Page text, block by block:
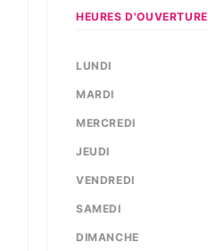
HEURES D'OUVERTURE
LUNDI
MARDI
MERCREDI
JEUDI
VENDREDI
SAMEDI
DIMANCHE